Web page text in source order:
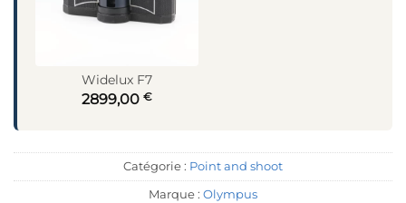
Widelux F7
2899,00 €
Catégorie : Point and shoot
Marque : Olympus